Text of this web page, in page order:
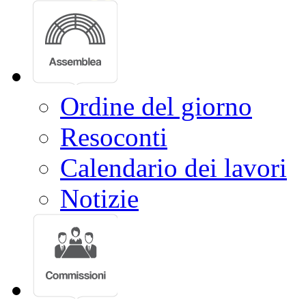
Ordine del giorno
Resoconti
Calendario dei lavori
Notizie